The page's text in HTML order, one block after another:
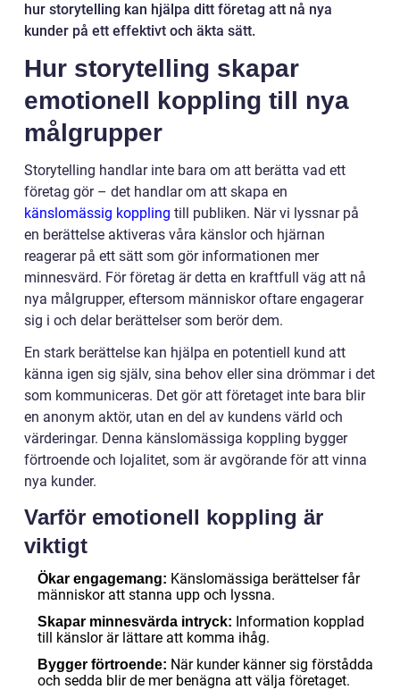
hur storytelling kan hjälpa ditt företag att nå nya
kunder på ett effektivt och äkta sätt.
Hur storytelling skapar
emotionell koppling till nya
målgrupper
Storytelling handlar inte bara om att berätta vad ett
företag gör – det handlar om att skapa en
känslomässig koppling till publiken. När vi lyssnar på
en berättelse aktiveras våra känslor och hjärnan
reagerar på ett sätt som gör informationen mer
minnesvärd. För företag är detta en kraftfull väg att nå
nya målgrupper, eftersom människor oftare engagerar
sig i och delar berättelser som berör dem.
En stark berättelse kan hjälpa en potentiell kund att
känna igen sig själv, sina behov eller sina drömmar i det
som kommuniceras. Det gör att företaget inte bara blir
en anonym aktör, utan en del av kundens värld och
värderingar. Denna känslomässiga koppling bygger
förtroende och lojalitet, som är avgörande för att vinna
nya kunder.
Varför emotionell koppling är
viktigt
Ökar engagemang: Känslomässiga berättelser får
människor att stanna upp och lyssna.
Skapar minnesvärda intryck: Information kopplad
till känslor är lättare att komma ihåg.
Bygger förtroende: När kunder känner sig förstådda
och sedda blir de mer benägna att välja företaget.